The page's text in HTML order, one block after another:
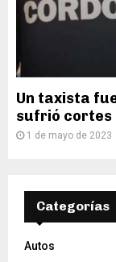
Un taxista
sufrió cortes
1 de mayo de 2023
Categorías
Autos